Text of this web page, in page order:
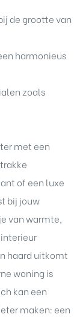
de grootte van
harmonieus
zoals
met een
of een luxe
bij jouw
van warmte,
haard uitkomt
woning is
kan een
maken: een